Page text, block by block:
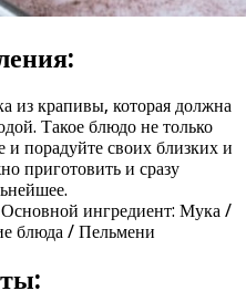
из крапивы, которая должна
Такое блюдо не только
и порадуйте своих близких и
приготовить и сразу
ингредиент: Мука /
блюда / Пельмени